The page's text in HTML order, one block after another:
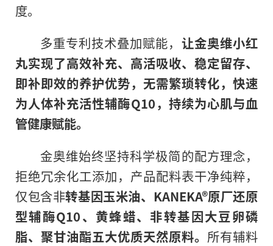
度。
多重专利技术叠加赋能， 让金奥维小红
丸实现了高效补充、高活吸收、稳定留存、
即补即效的养护优势，无需繁琐转化，快速
为人体补充活性辅酶Q10，持续为心肌与血
管健康赋能。
金奥维始终坚持科学极简的配方理念，
拒绝冗余化工添加，产品配料表干净纯粹，
仅包含非转基因玉米油、KANEKA®原厂还原
型辅酶Q10、黄蜂蜡、非转基因大豆卵磷
脂、聚甘油酯五大优质天然原料。 所有辅料